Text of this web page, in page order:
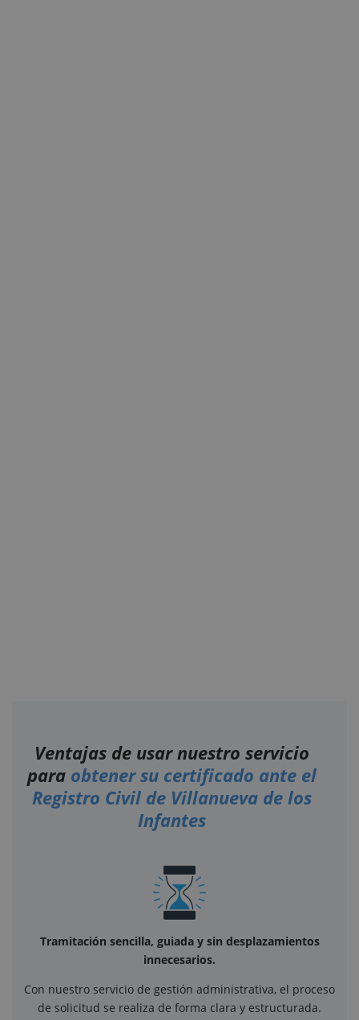
Ventajas de usar nuestro servicio
para obtener su certificado ante el
Registro Civil de Villanueva de los
Infantes
Tramitación sencilla, guiada y sin desplazamientos
innecesarios.
Con nuestro servicio de gestión administrativa, el proceso
de solicitud se realiza de forma clara y estructurada.